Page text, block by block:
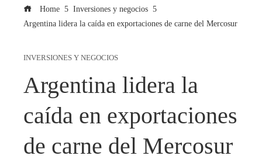
Home
Inversiones y negocios
Argentina lidera la caída en exportaciones de carne del Mercosur
INVERSIONES Y NEGOCIOS
Argentina lidera la
caída en exportaciones
de carne del Mercosur